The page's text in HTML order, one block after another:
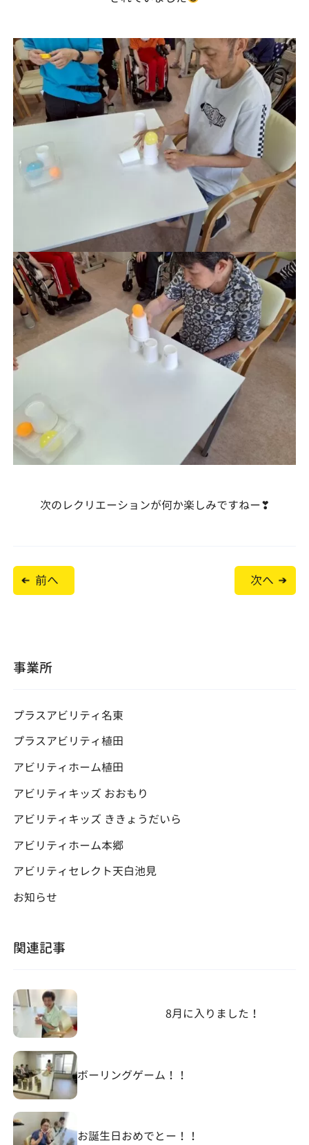
次のレクリエーションが何か楽しみですねー❣
投
ナ
ン
前へ 次へ
事業所
プラスアビリティ名東
プラスアビリティ植田
アビリティホーム植田
アビリティキッズ おおもり
アビリティキッズ ききょうだいら
アビリティホーム本郷
アビリティセレクト天白池見
お知らせ
関連記事
8月に入りました！
ボーリングゲーム！！
お誕生日おめでとー！！